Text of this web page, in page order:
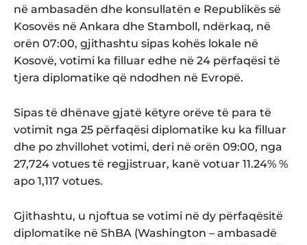
në ambasadën dhe konsullatën e Republikës së
Kosovës në Ankara dhe Stamboll, ndërkaq, në
orën 07:00, gjithashtu sipas kohës lokale në
Kosovë, votimi ka filluar edhe në 24 përfaqësi të
tjera diplomatike që ndodhen në Evropë.
Sipas të dhënave gjatë këtyre orëve të para të
votimit nga 25 përfaqësi diplomatike ku ka filluar
dhe po zhvillohet votimi, deri në orën 09:00, nga
27,724 votues të regjistruar, kanë votuar 11.24% %
apo 1,117 votues.
Gjithashtu, u njoftua se votimi në dy përfaqësitë
diplomatike në ShBA (Washington – ambasadë